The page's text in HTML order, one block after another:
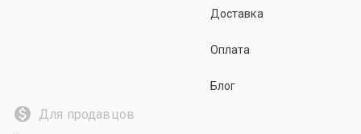
Доставка
Оплата
Блог
Для продавцов